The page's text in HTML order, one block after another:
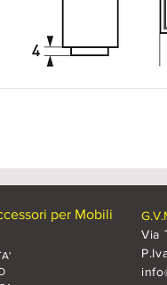
per Mobili
Via